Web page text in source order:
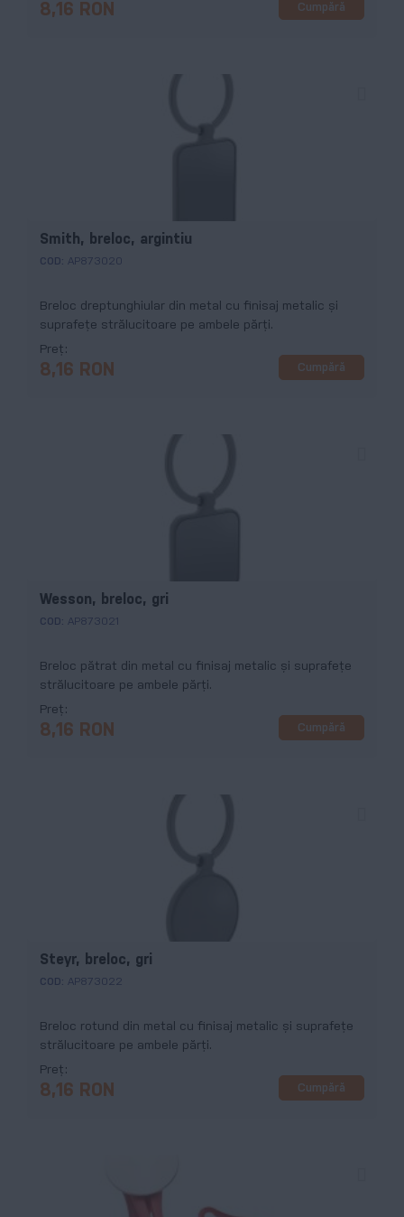
8,16 RON Cumpără
Smith, breloc, argintiu
COD: AP873020
Breloc dreptunghiular din metal cu finisaj metalic și
suprafeţe strălucitoare pe ambele părți.
Preț
8,16 RON Cumpără
Wesson, breloc, gri
COD: AP873021
Breloc pătrat din metal cu finisaj metalic și suprafeţe
strălucitoare pe ambele părți.
Preț
8,16 RON Cumpără
Steyr, breloc, gri
COD: AP873022
Breloc rotund din metal cu finisaj metalic și suprafeţe
strălucitoare pe ambele părți.
Preț
8,16 RON Cumpără